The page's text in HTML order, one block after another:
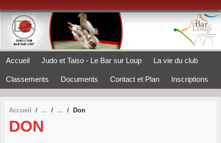
Accueil Judo et Taiso - Le Bar sur Loup La vie du club
Classements Documents Contact et Plan Inscriptions
Accueil Don
DON